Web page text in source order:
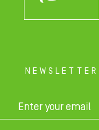
NEWSLETTER